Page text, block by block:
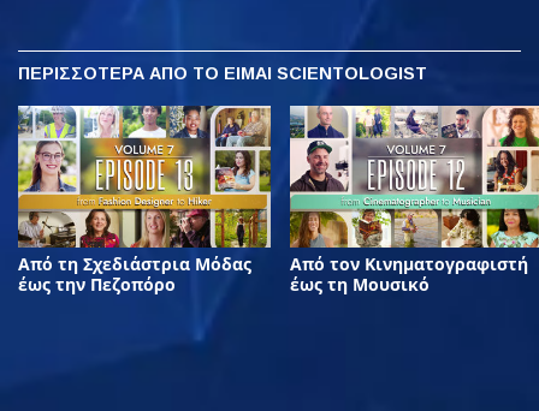
ΠΕΡΙΣΣΟΤΕΡΑ ΑΠΟ ΤΟ ΕΙΜΑΙ SCIENTOLOGIST
Από τη Σχεδιάστρια Μόδας
έως την Πεζοπόρο
Από τον Κινηματογραφιστή
έως τη Μουσικό